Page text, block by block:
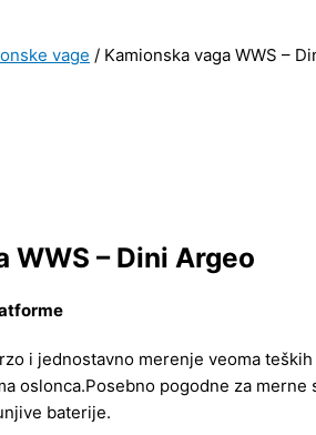
vage / Kamionska vaga WWS –
WWS – Dini Argeo
i jednostavno merenje veoma teških
oslonca.Posebno pogodne za
baterije.